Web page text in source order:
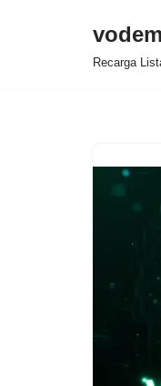
Recarga